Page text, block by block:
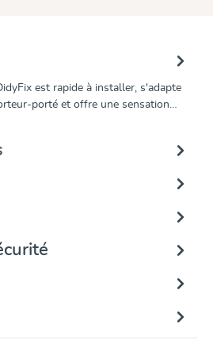
est rapide à installer, s'adapte
porté et offre une sensation…